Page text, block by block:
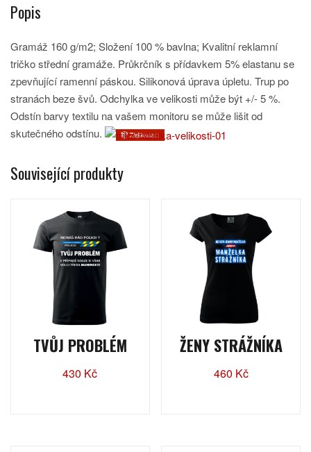
o
o
k
Popis
Gramáž 160 g/m2; Složení 100 % bavlna; Kvalitní reklamní
tričko střední gramáže. Průkrčník s přídavkem 5% elastanu se
zpevňující ramenní páskou. Silikonová úprava úpletu. Trup po
stranách beze švů. Odchylka ve velikosti může být +/- 5 %.
Odstín barvy textilu na vašem monitoru se může lišit od
skutečného odstínu.
Související produkty
TVŮJ PROBLÉM
430 Kč
ŽENY STRÁŽNÍKA
460 Kč